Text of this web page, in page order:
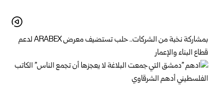
بمشاركة نخبة من الشركات.. حلب تستضيف معرض ARABEX لدعم
قطاع البناء والإعمار